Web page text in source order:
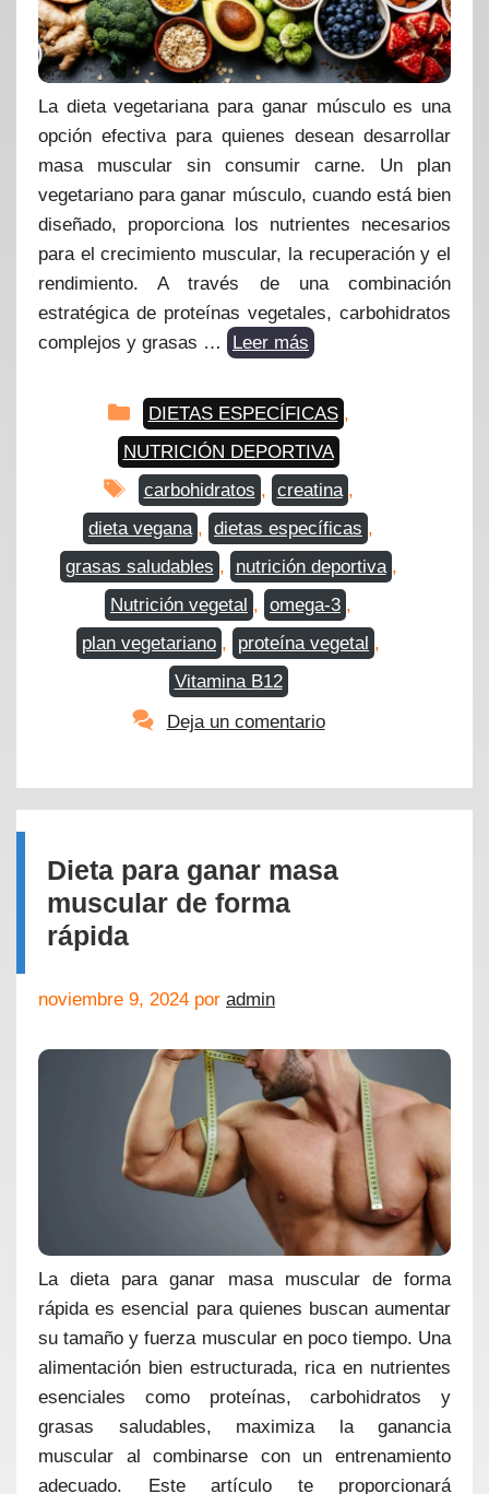
La dieta vegetariana para ganar músculo es una
opción efectiva para quienes desean desarrollar
masa muscular sin consumir carne. Un plan
vegetariano para ganar músculo, cuando está bien
diseñado, proporciona los nutrientes necesarios
para el crecimiento muscular, la recuperación y el
rendimiento. A través de una combinación
estratégica de proteínas vegetales, carbohidratos
complejos y grasas …
Leer más
Categorías
DIETAS ESPECÍFICAS ,
NUTRICIÓN DEPORTIVA
Etiquetas
carbohidratos , creatina ,
dieta vegana , dietas específicas ,
grasas saludables , nutrición deportiva ,
Nutrición vegetal , omega-3 ,
plan vegetariano , proteína vegetal ,
Vitamina B12
Deja un comentario
Dieta para ganar masa
muscular de forma
rápida
noviembre 9, 2024 por admin
La dieta para ganar masa muscular de forma
rápida es esencial para quienes buscan aumentar
su tamaño y fuerza muscular en poco tiempo. Una
alimentación bien estructurada, rica en nutrientes
esenciales como proteínas, carbohidratos y
grasas saludables, maximiza la ganancia
muscular al combinarse con un entrenamiento
adecuado. Este artículo te proporcionará